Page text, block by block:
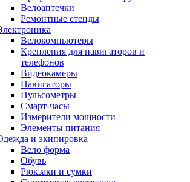
Велоаптечки
Ремонтные стенды
Велокомпьютеры
Крепления для навигаторов и
телефонов
Видеокамеры
Навигаторы
Пульсометры
Смарт-часы
Измерители мощности
Элементы питания
и экипировка
Вело форма
Обувь
Рюкзаки и сумки